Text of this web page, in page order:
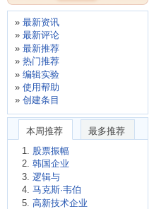
最新资讯
最新评论
最新推荐
热门推荐
编辑实验
使用帮助
创建条目
本周推荐
最多推荐
股票振幅
韩国企业
逻辑与
马克斯·韦伯
高新技术企业